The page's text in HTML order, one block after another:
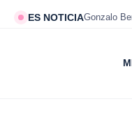
ES NOTICIAGonzalo